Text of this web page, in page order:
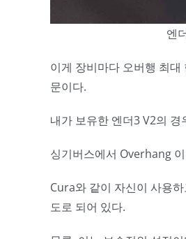
엔
이게 장비마다 오버행 최
문이다.
내가 보유한 엔더3 V2의
싱기버스에서 Overhang
Cura와 같이 자신이 사용
도로 되어 있다.